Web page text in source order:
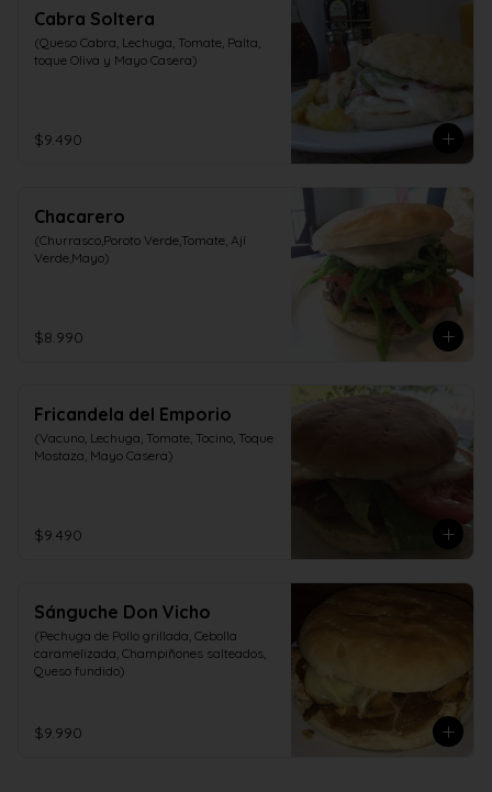
Cabra Soltera
(Queso Cabra, Lechuga, Tomate, Palta,
toque Oliva y Mayo Casera)
$9.490
Chacarero
(Churrasco,Poroto Verde,Tomate, Ají
Verde,Mayo)
$8.990
Fricandela del Emporio
(Vacuno, Lechuga, Tomate, Tocino, Toque
Mostaza, Mayo Casera)
$9.490
Sánguche Don Vicho
(Pechuga de Pollo grillada, Cebolla
caramelizada, Champiñones salteados,
Queso fundido)
$9.990